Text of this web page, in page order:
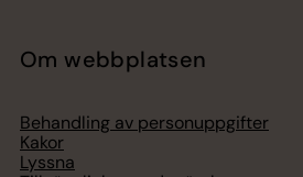
Om webbplatsen
Behandling av personuppgifter
Kakor
Lyssna